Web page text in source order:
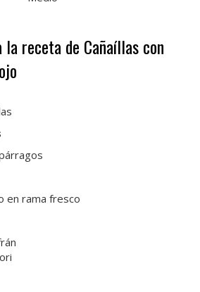
receta de Cañaíllas con
en rama fresco